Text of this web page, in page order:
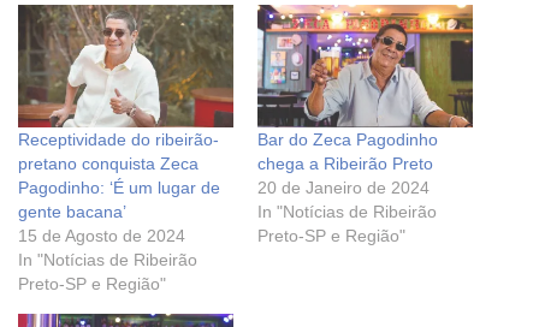
Receptividade do ribeirão-
pretano conquista Zeca
Pagodinho: ‘É um lugar de
gente bacana’
15 de Agosto de 2024
In "Notícias de Ribeirão
Preto-SP e Região"
Bar do Zeca Pagodinho
chega a Ribeirão Preto
20 de Janeiro de 2024
In "Notícias de Ribeirão
Preto-SP e Região"